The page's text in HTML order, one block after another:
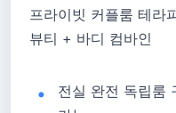
프라이빗 커플룸 테라
뷰티 + 바디 컴바인
전실 완전 독립룸